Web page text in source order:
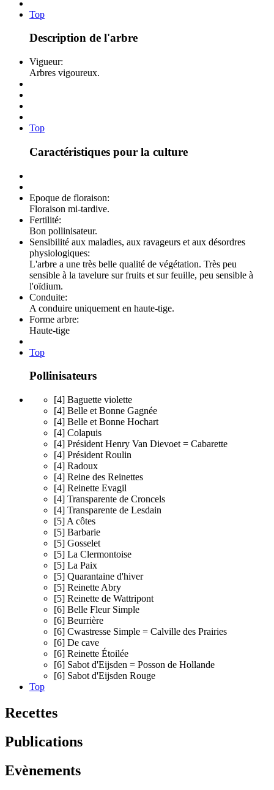
Top
Description de l'arbre
Vigueur:
Arbres vigoureux.
Top
Caractéristiques pour la culture
Epoque de floraison:
Floraison mi-tardive.
Fertilité:
Bon pollinisateur.
Sensibilité aux maladies, aux ravageurs et aux désordres
physiologiques:
L'arbre a une très belle qualité de végétation. Très peu
sensible à la tavelure sur fruits et sur feuille, peu sensible à
l'oïdium.
Conduite:
A conduire uniquement en haute-tige.
Forme arbre:
Haute-tige
Top
Pollinisateurs
[4] Baguette violette
[4] Belle et Bonne Gagnée
[4] Belle et Bonne Hochart
[4] Colapuis
[4] Président Henry Van Dievoet = Cabarette
[4] Président Roulin
[4] Radoux
[4] Reine des Reinettes
[4] Reinette Evagil
[4] Transparente de Croncels
[4] Transparente de Lesdain
[5] A côtes
[5] Barbarie
[5] Gosselet
[5] La Clermontoise
[5] La Paix
[5] Quarantaine d'hiver
[5] Reinette Abry
[5] Reinette de Wattripont
[6] Belle Fleur Simple
[6] Beurrière
[6] Cwastresse Simple = Calville des Prairies
[6] De cave
[6] Reinette Étoilée
[6] Sabot d'Eijsden = Posson de Hollande
[6] Sabot d'Eijsden Rouge
Top
Recettes
Publications
Evènements